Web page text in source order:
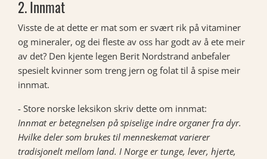
2. Innmat
Visste de at dette er mat som er svært rik på vitaminer
og mineraler, og dei fleste av oss har godt av å ete meir
av det? Den kjente legen Berit Nordstrand anbefaler
spesielt kvinner som treng jern og folat til å spise meir
innmat.
- Store norske leksikon skriv dette om innmat:
Innmat er betegnelsen på spiselige indre organer fra dyr.
Hvilke deler som brukes til menneskemat varierer
tradisjonelt mellom land. I Norge er tunge, lever, hjerte,